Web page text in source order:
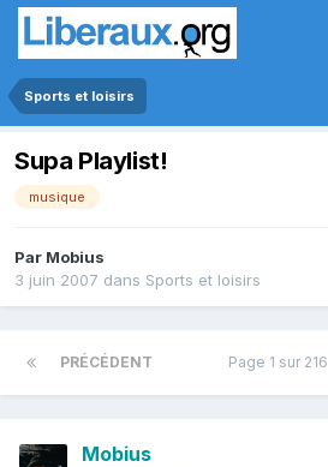
Sports et loisirs
Supa Playlist!
musique
Par Mobius
3 juin 2007 dans Sports et loisirs
PRÉCÉDENT Page 1 sur 216
Mobius